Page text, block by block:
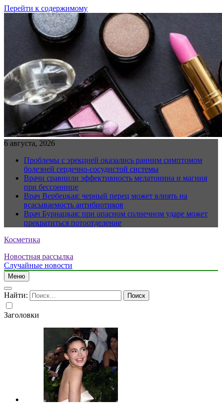
Перейти к содержимому
6 августа, 2026
Проблемы с эрекцией оказались ранним симптомом
болезней сердечно-сосудистой системы
Врачи сравнили эффективность мелатонина и магния
при бессоннице
Врач Вербецкая: черный перец может влиять на
всасываемость антибиотиков
Врач Бурнацкая: при опасном солнечном ударе может
прекратиться потоотделение
Косметика
Новостная рассылка
Случайные новости
Меню
Найти:
Заголовки